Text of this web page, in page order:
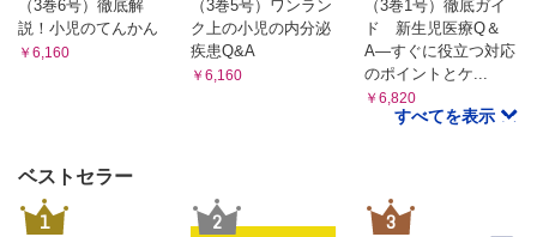
（3巻6号）徹底解
説！小児のてんかん
￥6,160
（3巻5号）ワンラン
ク上の小児の内分泌
疾患Q&A
￥6,160
（3巻1号）徹底ガイ
ド 新生児医療Q＆
A―すぐに役立つ対応
のポイントとケ...
￥6,820
すべてを表示
ベストセラー
1 2 3